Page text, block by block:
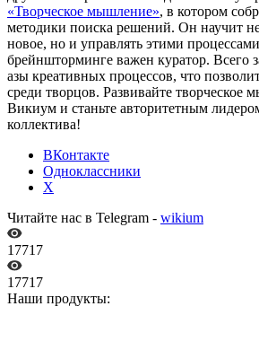
«Творческое мышление», в котором
методики поиска решений. Он научит
новое, но и управлять этими
брейншторминге важен куратор. Всего
азы креативных процессов, что
среди творцов. Развивайте творческое
Викиум и станьте авторитетным
коллектива!
ВКонтакте
Одноклассники
X
Читайте нас в Telegram - wikium
17717
17717
Наши продукты: